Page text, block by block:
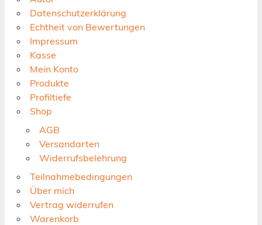
Datenschutzerklärung
Echtheit von Bewertungen
Impressum
Kasse
Mein Konto
Produkte
Profiltiefe
Shop
AGB
Versandarten
Widerrufsbelehrung
Teilnahmebedingungen
Über mich
Vertrag widerrufen
Warenkorb